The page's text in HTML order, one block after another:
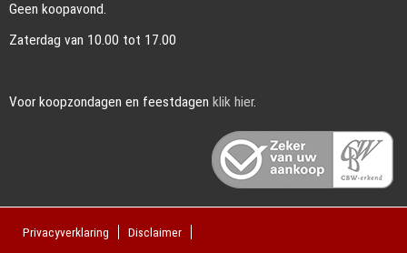
Geen koopavond.
Zaterdag van 10.00 tot 17.00
Voor koopzondagen en feestdagen klik hier.
Privacyverklaring Disclaimer